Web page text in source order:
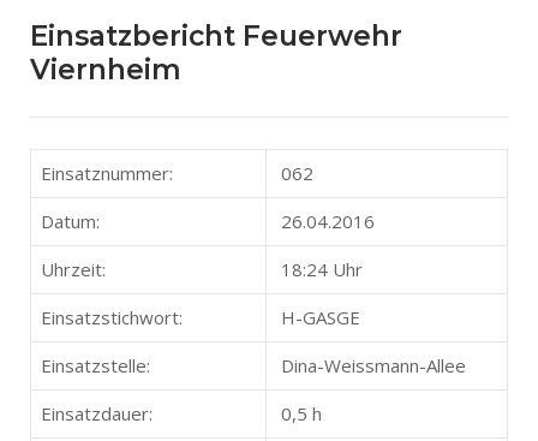
Einsatzbericht Feuerwehr
Viernheim
Einsatznummer:
062
Datum:
26.04.2016
Uhrzeit:
18:24 Uhr
Einsatzstichwort:
H-GASGE
Einsatzstelle:
Dina-Weissmann-Allee
Einsatzdauer:
0,5 h